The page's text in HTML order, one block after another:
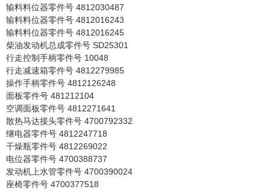
输料料位器零件号 4812030487
输料料位器零件号 4812016243
输料料位器零件号 4812016245
柴油发动机总成零件号 SD25301
行走控制手柄零件号 10048
行走减速箱零件号 4812279985
操作手柄零件号 4812126248
面板零件号 481212104
空调面板零件号 4812271641
散热马达接头零件号 4700792332
继电器零件号 4812247718
干燥瓶零件号 4812269022
电位器零件号 4700388737
发动机上水管零件号 4700390024
座椅零件号 4700377518